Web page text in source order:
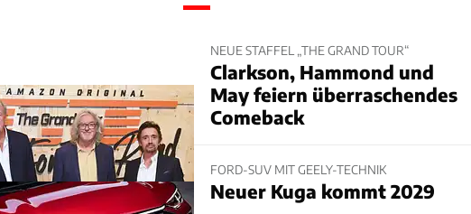
NEUE STAFFEL „THE GRAND TOUR“
Clarkson, Hammond und
May feiern überraschendes
Comeback
FORD-SUV MIT GEELY-TECHNIK
Neuer Kuga kommt 2029